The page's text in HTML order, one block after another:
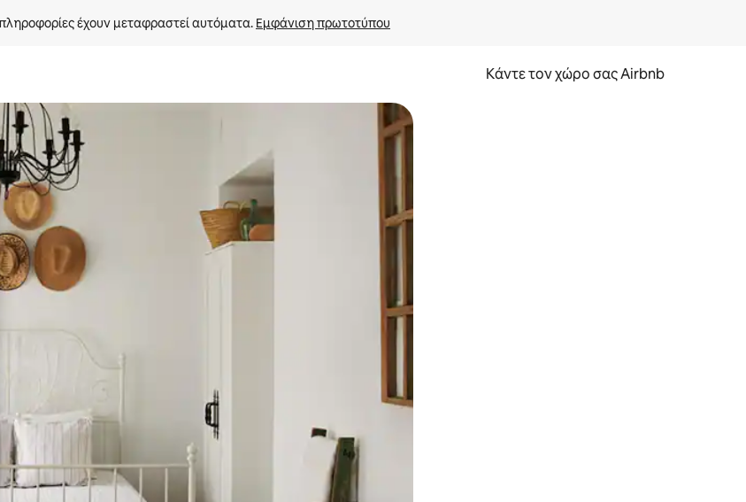
έχουν μεταφραστεί αυτόματα. Εμφάνιση πρωτοτύπου
Κάντε τον χώρο σας Airbnb
στη σελίδα με τα κουμπιά πάνω και κάτω βέλους, να την εξερευνήσετε με την αφή ή να τη σύρετε με τα δάχτυλα.